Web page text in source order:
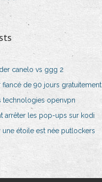
canelo vs ggg 2
fiancé de 90 jours gratuitement
technologies openvpn
arrêter les pop-ups sur kodi
une étoile est née putlockers